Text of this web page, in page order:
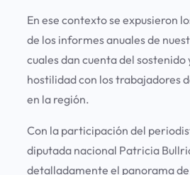
En ese contexto se expusieron
de los informes anuales de
cuales dan cuenta del
hostilidad con los trabajadores
en la región.
Con la participación del
diputada nacional Patricia
detalladamente el panorama